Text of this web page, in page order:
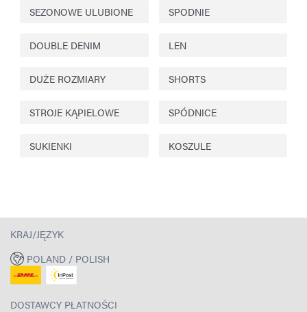
SEZONOWE ULUBIONE SPODNIE
DOUBLE DENIM LEN
DUŻE ROZMIARY SHORTS
STROJE KĄPIELOWE SPÓDNICE
SUKIENKI KOSZULE
KRAJ/JĘZYK
POLAND / POLISH
DOSTAWCY PŁATNOŚCI